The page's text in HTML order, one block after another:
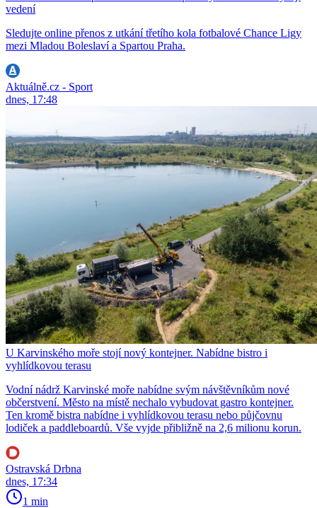
vedení
Sledujte online přenos z utkání třetího kola fotbalové Chance Ligy
mezi Mladou Boleslaví a Spartou Praha.
Aktuálně.cz - Sport
dnes, 17:48
U Karvinského moře stojí nový kontejner. Nabídne bistro i
vyhlídkovou terasu
Vodní nádrž Karvinské moře nabídne svým návštěvníkům nové
občerstvení. Město na místě nechalo vybudovat gastro kontejner.
Ten kromě bistra nabídne i vyhlídkovou terasu nebo půjčovnu
lodiček a paddleboardů. Vše vyjde přibližně na 2,6 milionu korun.
Ostravská Drbna
dnes, 17:34
1 min